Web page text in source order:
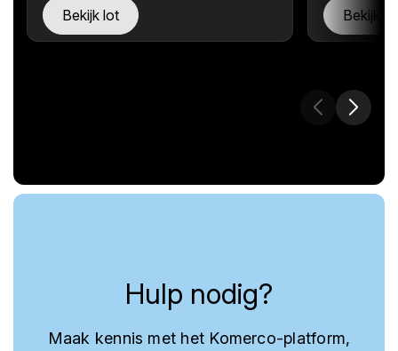
Bekijk lot Bekijk
Hulp nodig?
Maak kennis met het Komerco-platform,